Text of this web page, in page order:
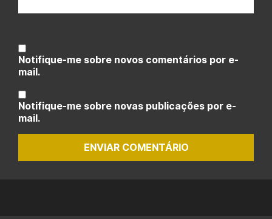
Notifique-me sobre novos comentários por e-
mail.
Notifique-me sobre novas publicações por e-
mail.
ENVIAR COMENTÁRIO